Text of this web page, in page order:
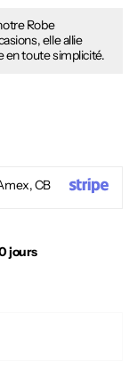
Robe
elle allie
en toute simplicité.
CB
jours